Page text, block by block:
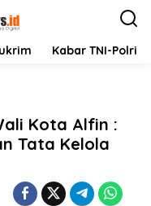
Kabar TNI-Polri
Kota Alfin :
Tata Kelola